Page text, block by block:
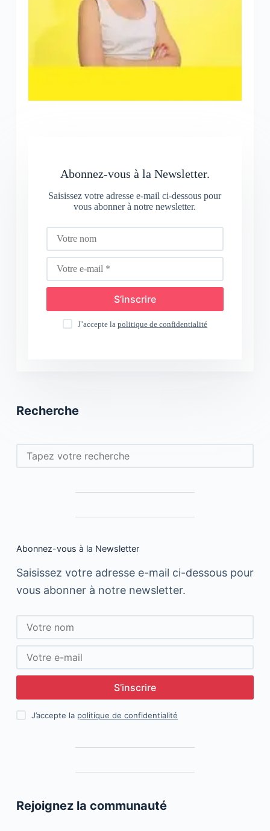
Abonnez-vous à la Newsletter.
Saisissez votre adresse e-mail ci-dessous pour
vous abonner à notre newsletter.
S’inscrire
J’accepte lapolitique de confidentialité
Recherche
Rechercher
Abonnez-vous à la Newsletter
Saisissez votre adresse e-mail ci-dessous pour
vous abonner à notre newsletter.
S’inscrire
J’accepte la politique de confidentialité
Rejoignez la communauté